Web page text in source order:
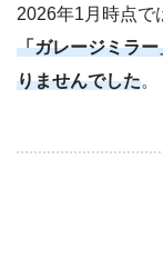
2026年1月時点で
「ガレージミラ
りませんでした。